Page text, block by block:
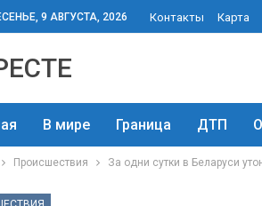
9 АВГУСТА, 2026 Контакты Карта
В мире Граница ДТП
Происшествия За одни сутки в Беларуси